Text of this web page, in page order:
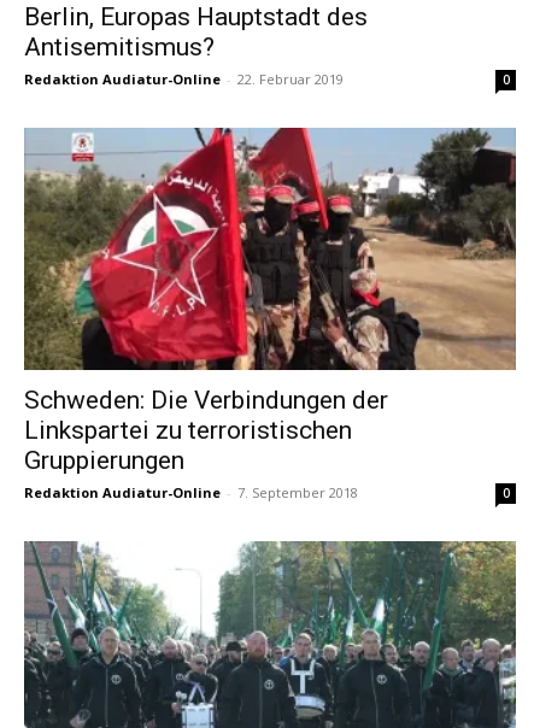
Berlin, Europas Hauptstadt des
Antisemitismus?
Redaktion Audiatur-Online - 22. Februar 2019 0
Schweden: Die Verbindungen der
Linkspartei zu terroristischen
Gruppierungen
Redaktion Audiatur-Online - 7. September 2018 0